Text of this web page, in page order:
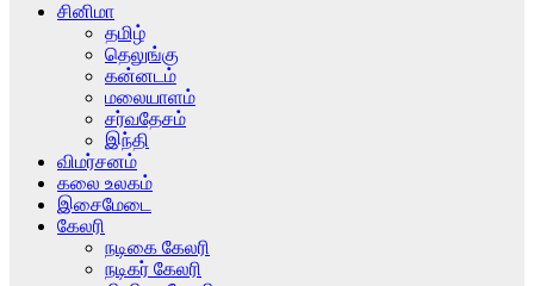
சினிமா
தமிழ்
தெலுங்கு
கன்னடம்
மலையாளம்
சர்வதேசம்
இந்தி
விமர்சனம்
கலை உலகம்
இசைமேடை
கேலரி
நடிகை கேலரி
நடிகர் கேலரி